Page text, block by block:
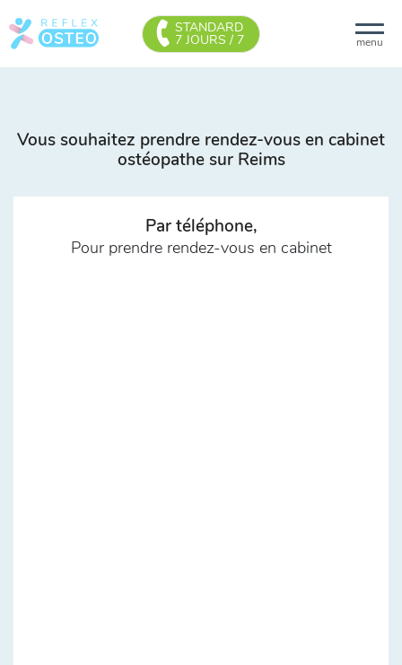
menu
STANDARD
7 JOURS / 7
Vous souhaitez prendre rendez-vous en cabinet
ostéopathe sur Reims
Par téléphone,
Pour prendre rendez-vous en cabinet